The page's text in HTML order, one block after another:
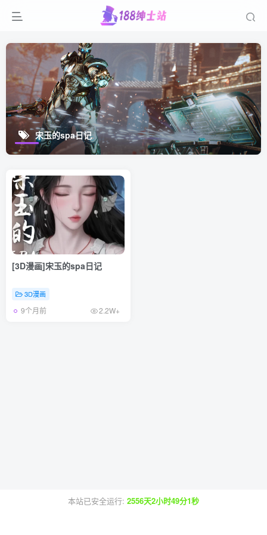
宋玉的spa日记
[3D漫画]宋玉的spa日记
3D漫画
9个月前 2.2W+
本站已安全运行: 2556天2小时49分1秒